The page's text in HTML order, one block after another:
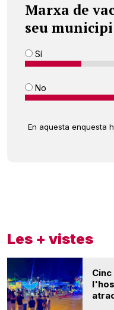
Marxa de
seu
Sí
No
En aquesta enquesta
Les + vistes